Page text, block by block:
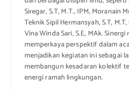
Siregar, S.T, M.T., IPM, Moranain
Teknik Sipil Hermansyah, S.T,
Vina Winda Sari, S.E, MAk.
memperkaya perspektif dalam
menjadikan kegiatan ini sebagai
membangun kesadaran kolektif
energi ramah lingkungan.